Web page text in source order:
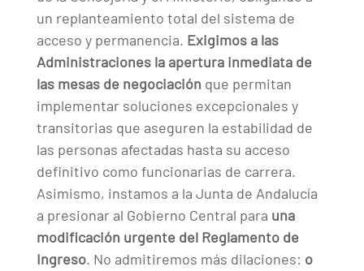
un replanteamiento total del sistema de
acceso y permanencia. Exigimos a las
Administraciones la apertura inmediata de
las mesas de negociación que permitan
implementar soluciones excepcionales y
transitorias que aseguren la estabilidad de
las personas afectadas hasta su acceso
definitivo como funcionarias de carrera.
Asimismo, instamos a la Junta de Andalucía
a presionar al Gobierno Central para una
modificación urgente del Reglamento de
Ingreso. No admitiremos más dilaciones: o